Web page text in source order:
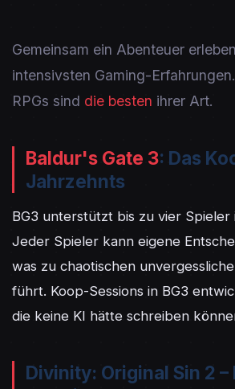
Gemeinsam ein Abenteuer
intensivsten Gaming-
RPGs sind die besten ihrer Art.
Baldur's Gate 3: Das
Jahrzehnts
BG3 unterstützt bis zu vier Spieler
Jeder Spieler kann eigene
was zu chaotischen
führt. Koop-Sessions in BG3
die keine KI hätte schreiben
Divinity: Original Sin 2 –